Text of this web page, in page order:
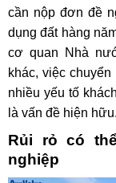
cần nộp đơn đề
dụng đất hàng
cơ quan Nhà
khác, việc
nhiều yếu tố
là vấn đề hiện hữu.
Rủi rỏ có
nghiệp